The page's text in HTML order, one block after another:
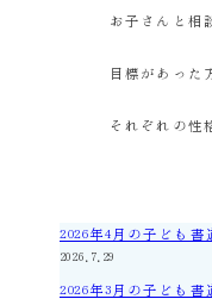
お子さんと相
目標があった
それぞれの性
2026年4月の子ども
2026.7.29
2026年3月の子ども